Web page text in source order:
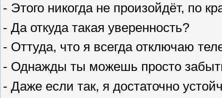
- Этого никогда не произойдёт, по
- Да откуда такая уверенность?
- Оттуда, что я всегда отключаю
- Однажды ты можешь просто
- Даже если так, я достаточно